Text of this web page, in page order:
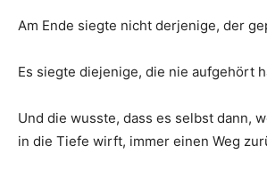
Am Ende siegte nicht derjenige, der
Es siegte diejenige, die nie aufgehört
Und die wusste, dass es selbst dann,
in die Tiefe wirft, immer einen Weg